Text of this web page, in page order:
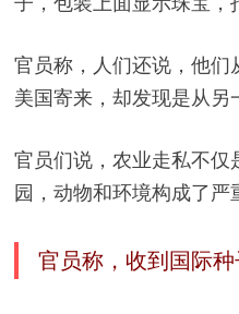
官员称，人们还说，他
美国寄来，却发现是从另
官员们说，农业走私不
园，动物和环境构成了严
官员称，收到国际种